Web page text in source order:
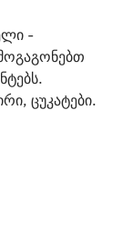
-
ცუკატები.